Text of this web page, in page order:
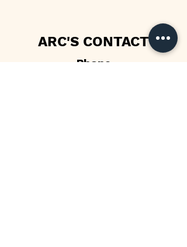
ARC'S CONTACT
Phone